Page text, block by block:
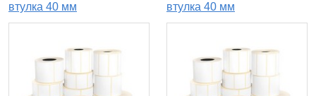
втулка 40 мм
втулка 40 мм